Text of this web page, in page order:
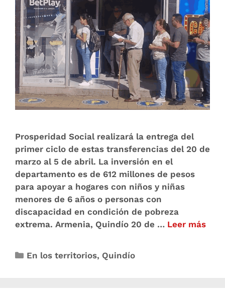
Prosperidad Social realizará la entrega del
primer ciclo de estas transferencias del 20 de
marzo al 5 de abril. La inversión en el
departamento es de 612 millones de pesos
para apoyar a hogares con niños y niñas
menores de 6 años o personas con
discapacidad en condición de pobreza
extrema. Armenia, Quindío 20 de … Leer más
En los territorios, Quindío